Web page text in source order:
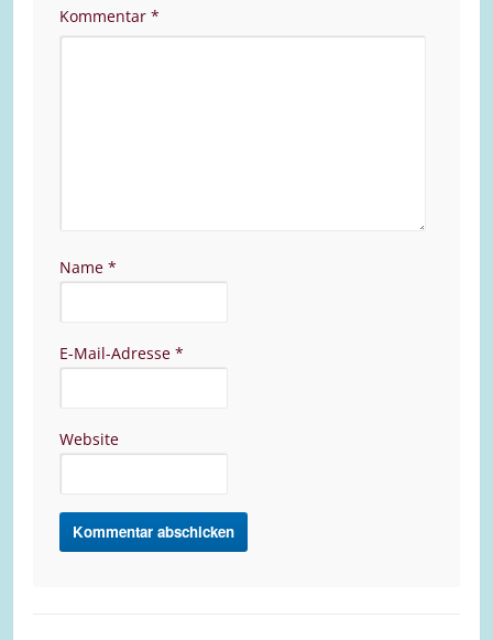
Kommentar *
Name *
E-Mail-Adresse *
Website